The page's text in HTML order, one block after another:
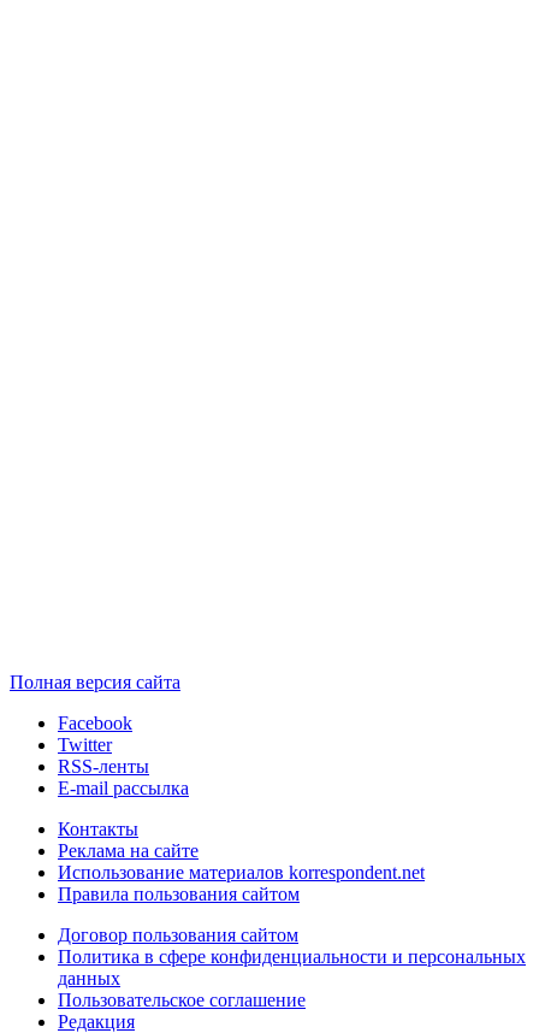
Полная версия сайта
Facebook
Twitter
RSS-ленты
E-mail рассылка
Контакты
Реклама на сайте
Использование материалов korrespondent.net
Правила пользования сайтом
Договор пользования сайтом
Политика в сфере конфиденциальности и персональных
данных
Пользовательское соглашение
Редакция